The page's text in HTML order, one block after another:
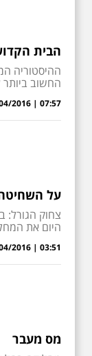
הבית
ההיסטוריה
החשוב ביותר
07:57 | 24/04/2016
על
צחוק
היום את
03:51 | 25/04/2016
מס מעבר